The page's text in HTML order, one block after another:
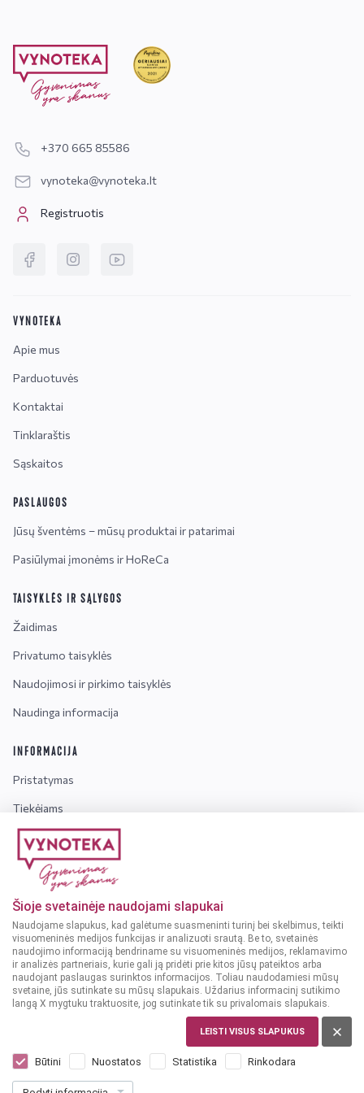
Šioje svetainėje naudojami slapukai
Naudojame slapukus, kad galėtume suasmeninti turinį bei skelbimus, teikti
visuomeninės medijos funkcijas ir analizuoti srautą. Be to, svetainės
naudojimo informaciją bendriname su visuomeninės medijos, reklamavimo
ir analizės partneriais, kurie gali ją pridėti prie kitos jūsų pateiktos arba
naudojant paslaugas surinktos informacijos. Toliau naudodamiesi mūsų
svetaine, jūs sutinkate su mūsų slapukais. Uždarius informacinį sutikimo
langą X mygtuku traktuosite, jog sutinkate tik su privalomais slapukais.
LEISTI VISUS SLAPUKUS
Būtini Nuostatos Statistika Rinkodara
+370 665 85586
vynoteka@vynoteka.lt
Registruotis
VYNOTEKA
Apie mus
Parduotuvės
Kontaktai
Tinklaraštis
Sąskaitos
PASLAUGOS
Jūsų šventėms – mūsų produktai ir patarimai
Pasiūlymai įmonėms ir HoReCa
TAISYKLĖS IR SĄLYGOS
Žaidimas
Privatumo taisyklės
Naudojimosi ir pirkimo taisyklės
Naudinga informacija
INFORMACIJA
Pristatymas
Tiekėjams
Karjera
Dažniausiai užduodami klausimai
Dėmesio!
Alkoholinius gėrimus gali įsigyti tik asmenys,
kuriems yra ne mažiau kaip 20 metų.